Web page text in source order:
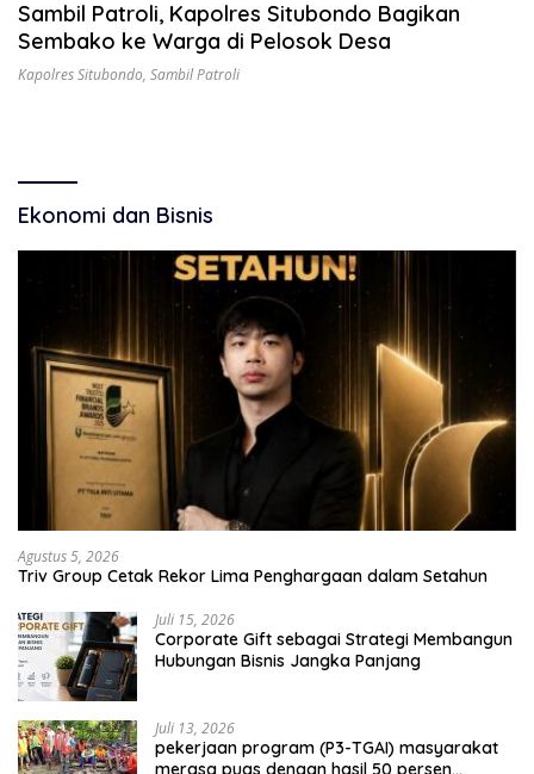
Sambil Patroli, Kapolres Situbondo Bagikan
Sembako ke Warga di Pelosok Desa
Kapolres Situbondo, Sambil Patroli
Ekonomi dan Bisnis
Agustus 5, 2026
Triv Group Cetak Rekor Lima Penghargaan dalam Setahun
Juli 15, 2026
Corporate Gift sebagai Strategi Membangun
Hubungan Bisnis Jangka Panjang
Juli 13, 2026
pekerjaan program (P3-TGAI) masyarakat
merasa puas dengan hasil 50 persen